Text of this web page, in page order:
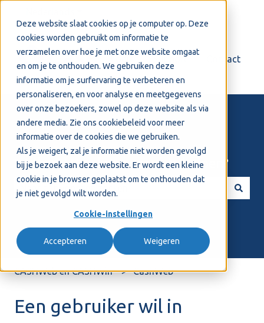
Deze website slaat cookies op je computer op. Deze
cookies worden gebruikt om informatie te
verzamelen over hoe je met onze website omgaat
en om je te onthouden. We gebruiken deze
informatie om je surfervaring te verbeteren en
personaliseren, en voor analyse en meetgegevens
over onze bezoekers, zowel op deze website als via
andere media. Zie ons cookiebeleid voor meer
informatie over de cookies die we gebruiken.
Als je weigert, zal je informatie niet worden gevolgd
bij je bezoek aan deze website. Er wordt een kleine
cookie in je browser geplaatst om te onthouden dat
je niet gevolgd wilt worden.
Cookie-instellingen
Accepteren Weigeren
Support Contact
Welkom! Hoe kunnen we je helpen?
CASHWeb en CASHWin CashWeb
Een gebruiker wil in